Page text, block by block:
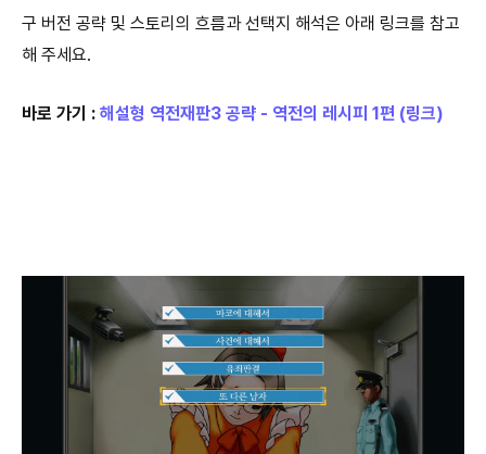
구 버전 공략 및 스토리의 흐름과 선택지 해석은 아래 링크를 참고
해 주세요.
바로 가기 : 해설형 역전재판3 공략 - 역전의 레시피 1편 (링크)